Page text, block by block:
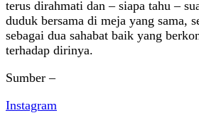
terus dirahmati dan – siapa tahu –
duduk bersama di meja yang sama,
sebagai dua sahabat baik yang
terhadap dirinya.
Sumber –
Instagram